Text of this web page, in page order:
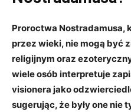
Proroctwa Nostradamusa,
‍przez wieki, nie mogą⁤ być
religijnym oraz
wiele⁤ osób interpretuje
visionera jako
sugerując, że były one‌ nie